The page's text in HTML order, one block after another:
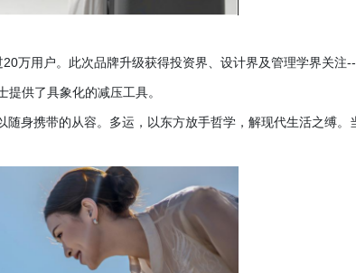
万用户。此次品牌升级获得投资界、设计界及管理学界关注
提供了具象化的减压工具。
随身携带的从容。多运，以东方放手哲学，解现代生活之缚。